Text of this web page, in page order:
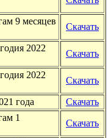
9 месяцев
Скачать
2022
Скачать
2022
Скачать
года
Скачать
1
Скачать